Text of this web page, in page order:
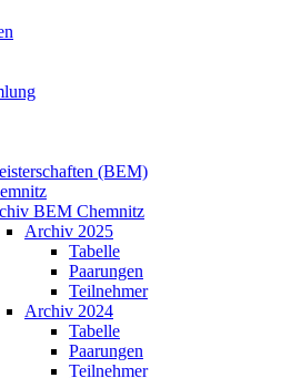
(BEM)
BEM Chemnitz
Archiv 2025
Tabelle
Paarungen
Teilnehmer
Archiv 2024
Tabelle
Paarungen
Teilnehmer